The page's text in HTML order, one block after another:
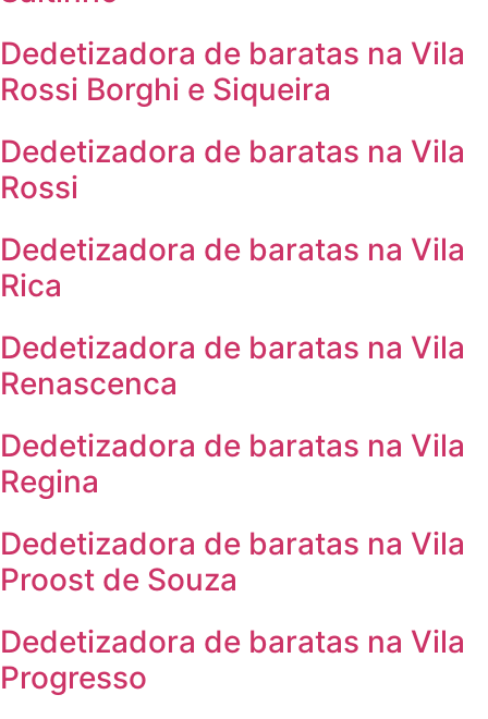
Dedetizadora de baratas na Vila
Rossi Borghi e Siqueira
Dedetizadora de baratas na Vila
Rossi
Dedetizadora de baratas na Vila
Rica
Dedetizadora de baratas na Vila
Renascenca
Dedetizadora de baratas na Vila
Regina
Dedetizadora de baratas na Vila
Proost de Souza
Dedetizadora de baratas na Vila
Progresso